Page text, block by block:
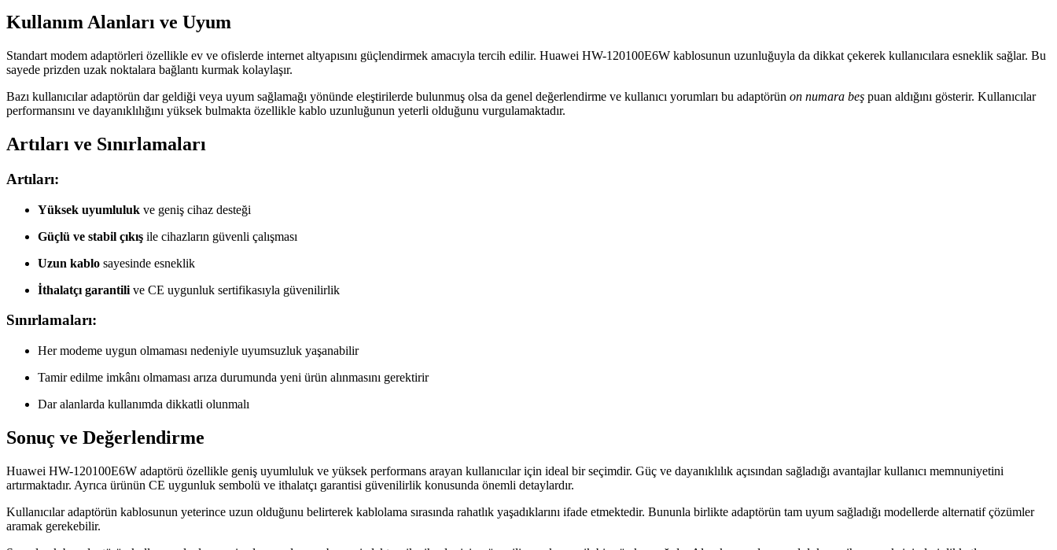
Kullanım Alanları ve Uyum
Standart modem adaptörleri özellikle ev ve ofislerde internet altyapısını güçlendirmek amacıyla tercih edilir. Huawei HW-120100E6W kablosunun uzunluğuyla da dikkat çekerek kullanıcılara esneklik sağlar. Bu
sayede prizden uzak noktalara bağlantı kurmak kolaylaşır.
Bazı kullanıcılar adaptörün dar geldiği veya uyum sağlamağı yönünde eleştirilerde bulunmuş olsa da genel değerlendirme ve kullanıcı yorumları bu adaptörün on numara beş puan aldığını gösterir. Kullanıcılar
performansını ve dayanıklılığını yüksek bulmakta özellikle kablo uzunluğunun yeterli olduğunu vurgulamaktadır.
Artıları ve Sınırlamaları
Artıları:
Yüksek uyumluluk ve geniş cihaz desteği
Güçlü ve stabil çıkış ile cihazların güvenli çalışması
Uzun kablo sayesinde esneklik
İthalatçı garantili ve CE uygunluk sertifikasıyla güvenilirlik
Sınırlamaları:
Her modeme uygun olmaması nedeniyle uyumsuzluk yaşanabilir
Tamir edilme imkânı olmaması arıza durumunda yeni ürün alınmasını gerektirir
Dar alanlarda kullanımda dikkatli olunmalı
Sonuç ve Değerlendirme
Huawei HW-120100E6W adaptörü özellikle geniş uyumluluk ve yüksek performans arayan kullanıcılar için ideal bir seçimdir. Güç ve dayanıklılık açısından sağladığı avantajlar kullanıcı memnuniyetini
artırmaktadır. Ayrıca ürünün CE uygunluk sembolü ve ithalatçı garantisi güvenilirlik konusunda önemli detaylardır.
Kullanıcılar adaptörün kablosunun yeterince uzun olduğunu belirterek kablolama sırasında rahatlık yaşadıklarını ifade etmektedir. Bununla birlikte adaptörün tam uyum sağladığı modellerde alternatif çözümler
aramak gerekebilir.